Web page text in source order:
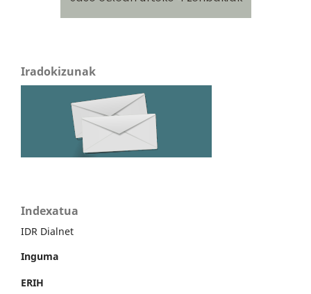
Iradokizunak
Indexatua
IDR Dialnet
Inguma
ERIH